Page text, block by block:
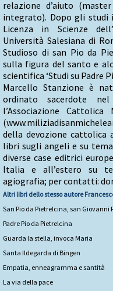
relazione d’aiuto
integrato). Dopo gli studi
Licenza in Scienze
Università Salesiana di
Studioso di san Pio da
sulla figura del santo e
scientifica ‘Studi su Padre
Marcello Stanzione è
ordinato sacerdote
l’Associazione
della devozione
libri sugli angeli e su
diverse case editrici
Italia e all’estero su
agiografia; per contatti:
Altri libri dello stesso autore
San Pio da Pietrelcina, san Giovanni
Padre Pio da Pietrelcina
Guarda la stella, invoca Maria
Santa Ildegarda di Bingen
Empatia, enneagramma e santità
La via della pace